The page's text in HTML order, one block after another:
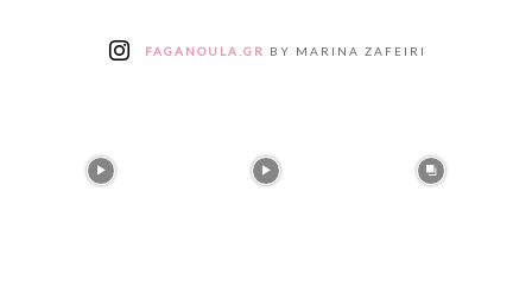
FAGANOULA.GR BY MARINA ZAFEIRI